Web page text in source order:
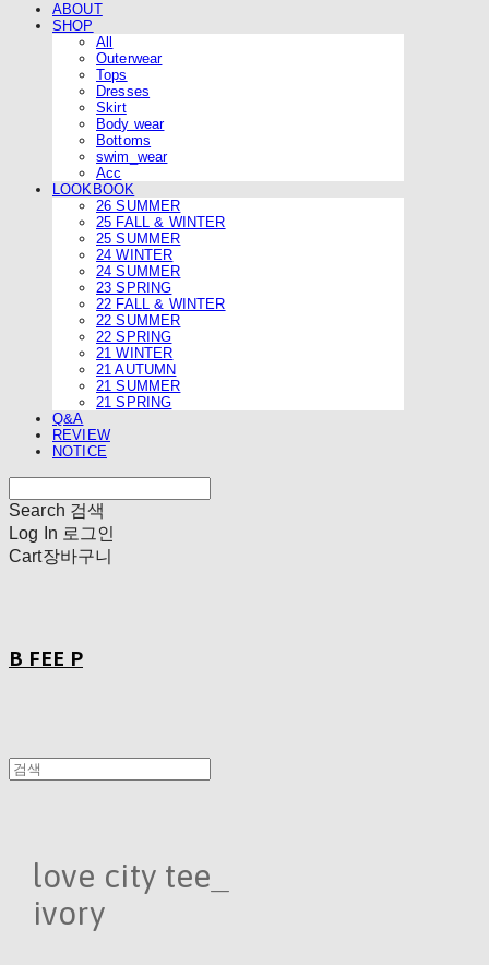
ABOUT
SHOP
All
Outerwear
Tops
Dresses
Skirt
Body wear
Bottoms
swim_wear
Acc
LOOKBOOK
26 SUMMER
25 FALL & WINTER
25 SUMMER
24 WINTER
24 SUMMER
23 SPRING
22 FALL & WINTER
22 SUMMER
22 SPRING
21 WINTER
21 AUTUMN
21 SUMMER
21 SPRING
Q&A
REVIEW
NOTICE
Search 검색
Log In 로그인
Cart장바구니
B FEE P
love city tee_
ivory